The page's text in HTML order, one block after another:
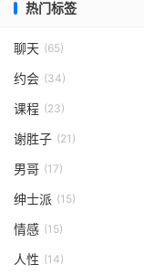
热门标签
聊天 (65)
约会 (34)
课程 (23)
谢胜子 (21)
男哥 (17)
绅士派 (15)
情感 (15)
人性 (14)